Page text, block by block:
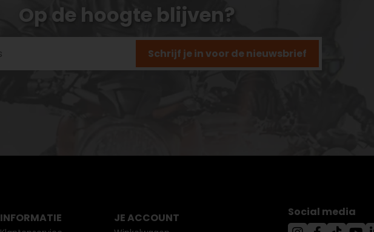
Op de hoogte blijven?
Schrijf je in voor de nieuwsbrief
INFORMATIE JE ACCOUNT Social media